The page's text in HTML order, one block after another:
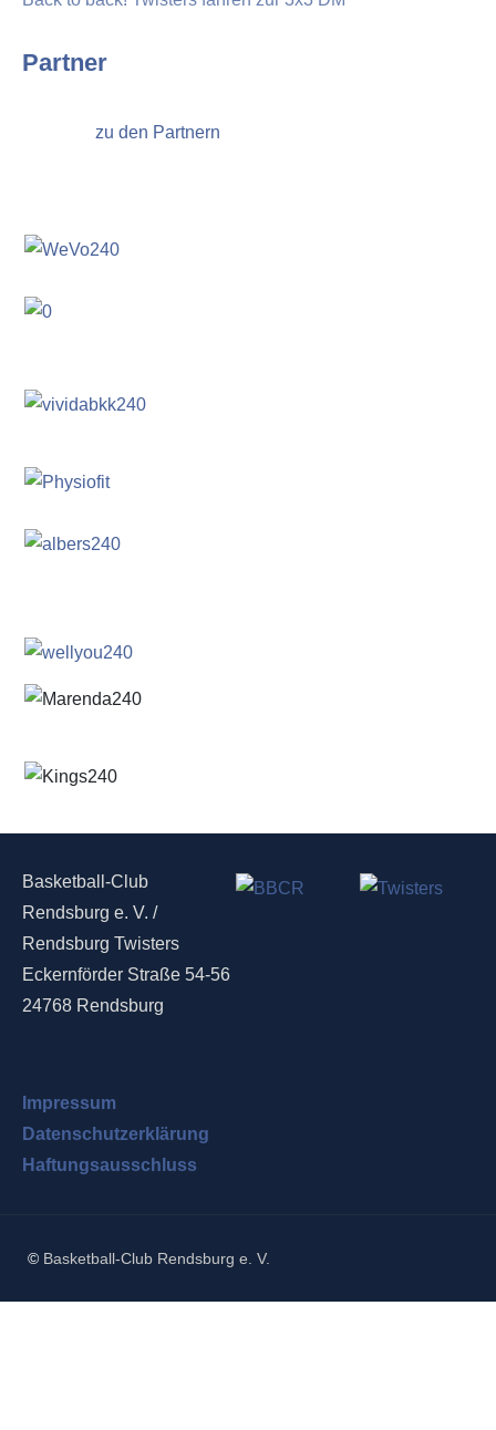
Partner
zu den Partnern
Basketball-Club
Rendsburg e. V. /
Rendsburg Twisters
Eckernförder Straße 54-56
24768 Rendsburg
Impressum
Datenschutzerklärung
Haftungsausschluss
© Basketball-Club Rendsburg e. V.